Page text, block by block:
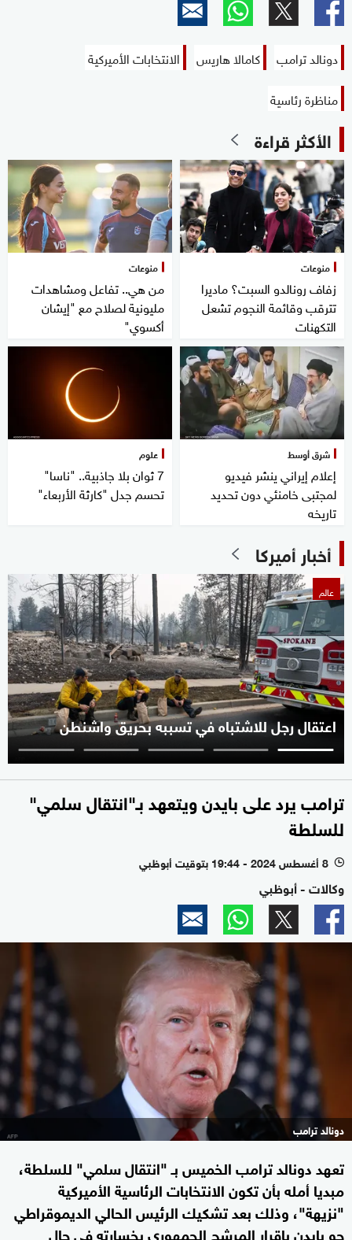
دونالد ترامب كامالا هاريس
الانتخابات الأميركية
مناظرة رئاسية
الأكثر قراءة
منوعات
زفاف رونالدو السبت؟ ماديرا
تترقب وقائمة النجوم تشعل
التكهنات
منوعات
من هي.. تفاعل ومشاهدات
مليونية لصلاح مع "إيشان
أكسوي"
شرق أوسط
إعلام إيراني ينشر فيديو
لمجتبى خامنئي دون تحديد
تاريخه
علوم
7 ثوان بلا جاذبية.. "ناسا"
تحسم جدل "كارثة الأربعاء"
أخبار أميركا
عالم
اعتقال رجل للاشتباه في تسببه بحريق واشنطن
ترامب يرد على بايدن ويتعهد بـ"انتقال سلمي"
للسلطة
l 8 أغسطس 2024 - 19:44 بتوقيت أبوظبي
وكالات - أبوظبي
دونالد ترامب
تعهد دونالد ترامب الخميس بـ "انتقال سلمي" للسلطة،
مبديا أمله بأن تكون الانتخابات الرئاسية الأميركية
"نزيهة"، وذلك بعد تشكيك الرئيس الحالي الديموقراطي
جو بايدن بإقرار المرشح الجمهوري بخسارته في حال